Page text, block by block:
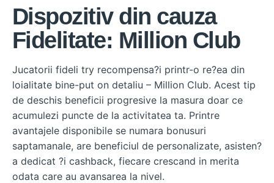
Dispozitiv din cauza
Fidelitate: Million Club
Jucatorii fideli try recompensa?i printr-o re?ea din
loialitate bine-put on detaliu – Million Club. Acest tip
de deschis beneficii progresive la masura doar ce
acumulezi puncte de la activitatea ta. Printre
avantajele disponibile se numara bonusuri
saptamanale, are beneficiul de personalizate, asisten?
a dedicat ?i cashback, fiecare crescand in merita
odata care au avansarea la nivel.